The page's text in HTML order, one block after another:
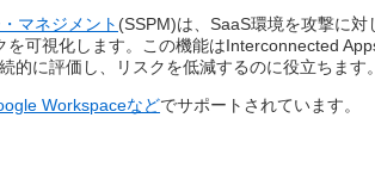
マネジメント (SSPM)は、SaaS環境を攻撃に
可視化します。この機能はInterconnected
的に評価し、リスクを低減するのに役立ちます。​
Workspaceなどでサポートされています。​